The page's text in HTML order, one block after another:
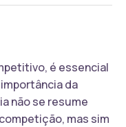
é essencial
da
não se resume
mas sim